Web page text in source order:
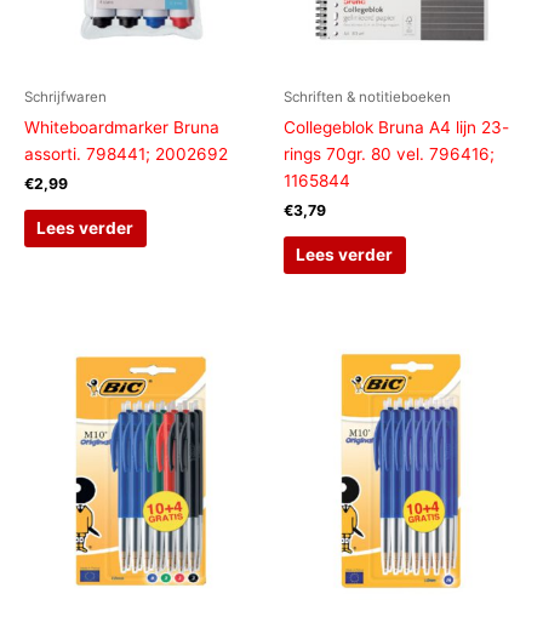
Schrijfwaren
Whiteboardmarker Bruna
assorti. 798441; 2002692
€2,99
Lees verder
Schriften & notitieboeken
Collegeblok Bruna A4 lijn 23-
rings 70gr. 80 vel. 796416;
1165844
€3,79
Lees verder